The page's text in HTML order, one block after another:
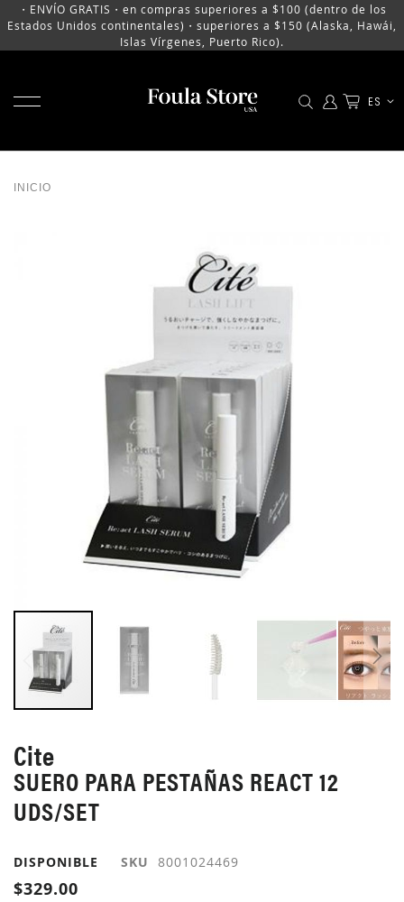
・ENVÍO GRATIS・en compras superiores a $100 (dentro de los
Estados Unidos continentales)・superiores a $150 (Alaska, Hawái,
Islas Vírgenes, Puerto Rico).
IR
CONTENIDO
ES
INICIO
Cite
SUERO PARA PESTAÑAS REACT 12
UDS/SET
DISPONIBLE SKU 8001024469
$329.00
COMIENZO
DE
LA
GALERÍA